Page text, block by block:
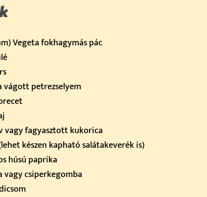
Vegeta fokhagymás pác
vágott petrezselyem
vagy fagyasztott kukorica
készen kapható salátakeverék is)
húsú paprika
vagy csiperkegomba